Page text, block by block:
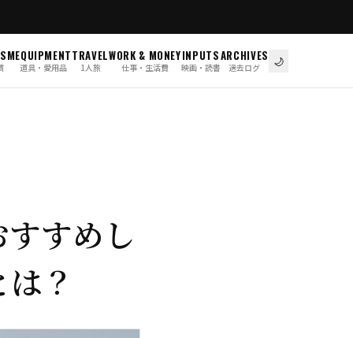
EQUIPMENT
道具・愛用品
TRAVEL
1人旅
WORK & MONEY
仕事・生活費
INPUTS
映画・読書
ARCHIVES
過去ログ 🌙
すめし
？